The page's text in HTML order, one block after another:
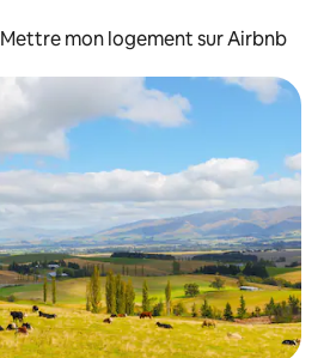
Mettre mon logement sur Airbnb